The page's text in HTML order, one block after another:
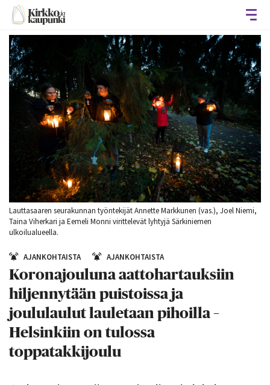
Lauttasaaren seurakunnan työntekijät Annette Markkunen (vas.), Joel Niemi,
Taina Viherkari ja Eemeli Monni virittelevät lyhtyjä Särkiniemen
ulkoilualueella.
AJANKOHTAISTA AJANKOHTAISTA
Koronajouluna aattohartauksiin
hiljennytään puistoissa ja
joululaulut lauletaan pihoilla –
Helsinkiin on tulossa
toppatakkijoulu